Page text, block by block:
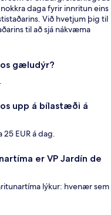
daga fyrir innritun eins
Við hvetjum þig til
til að sjá nákvæma
gæludýr?
upp á bílastæði á
EUR á dag.
er VP Jardín de
lýkur: hvenær sem